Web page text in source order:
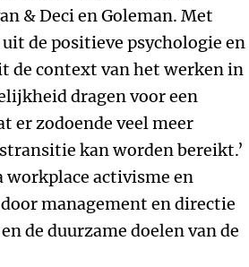
& Deci en Goleman. Met
de positieve psychologie en
de context van het werken in
dragen voor een
er zodoende veel meer
kan worden bereikt.’
workplace activisme en
management en directie
de duurzame doelen van de